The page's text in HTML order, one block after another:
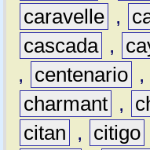
caravelle ,
cascada ,
,
centenario ,
charmant ,
citan
, citigo